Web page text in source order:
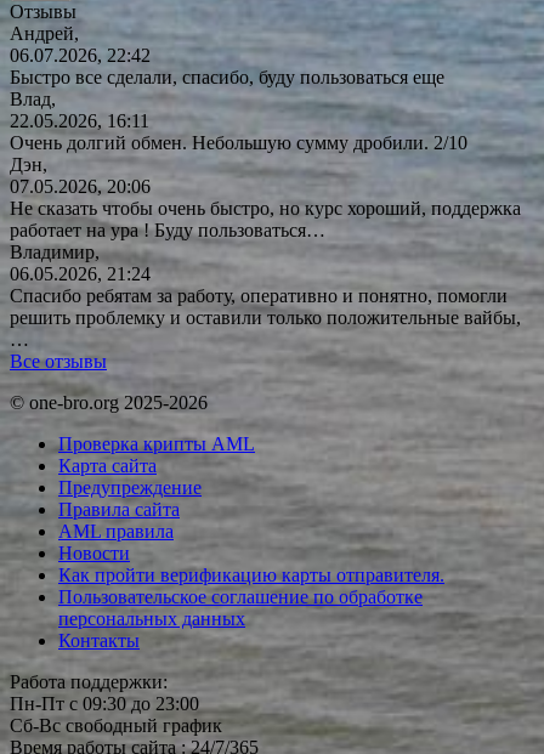
Отзывы
Андрей,
06.07.2026, 22:42
Быстро все сделали, спасибо, буду пользоваться еще
Влад,
22.05.2026, 16:11
Очень долгий обмен. Небольшую сумму дробили. 2/10
Дэн,
07.05.2026, 20:06
Не сказать чтобы очень быстро, но курс хороший, поддержка
работает на ура ! Буду пользоваться…
Владимир,
06.05.2026, 21:24
Спасибо ребятам за работу, оперативно и понятно, помогли
решить проблемку и оставили только положительные вайбы,
…
Все отзывы
© one-bro.org 2025-2026
Проверка крипты AML
Карта сайта
Предупреждение
Правила сайта
AML правила
Новости
Как пройти верификацию карты отправителя.
Пользовательское соглашение по обработке
персональных данных
Контакты
Работа поддержки:
Пн-Пт с 09:30 до 23:00
Сб-Вс свободный график
Время работы сайта : 24/7/365